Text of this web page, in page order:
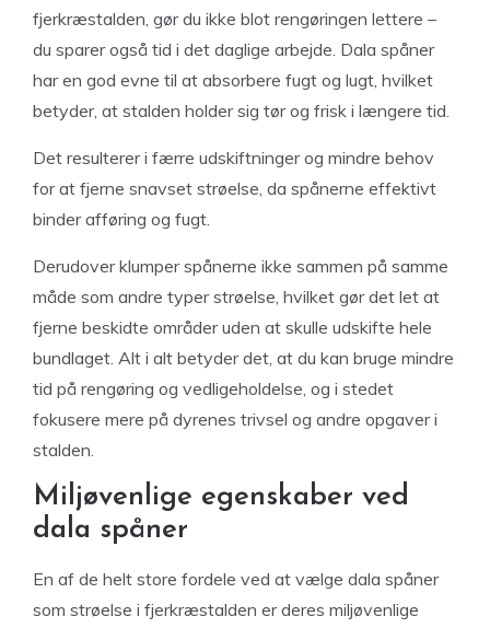
fjerkræstalden, gør du ikke blot rengøringen lettere –
du sparer også tid i det daglige arbejde. Dala spåner
har en god evne til at absorbere fugt og lugt, hvilket
betyder, at stalden holder sig tør og frisk i længere tid.
Det resulterer i færre udskiftninger og mindre behov
for at fjerne snavset strøelse, da spånerne effektivt
binder afføring og fugt.
Derudover klumper spånerne ikke sammen på samme
måde som andre typer strøelse, hvilket gør det let at
fjerne beskidte områder uden at skulle udskifte hele
bundlaget. Alt i alt betyder det, at du kan bruge mindre
tid på rengøring og vedligeholdelse, og i stedet
fokusere mere på dyrenes trivsel og andre opgaver i
stalden.
Miljøvenlige egenskaber ved
dala spåner
En af de helt store fordele ved at vælge dala spåner
som strøelse i fjerkræstalden er deres miljøvenlige